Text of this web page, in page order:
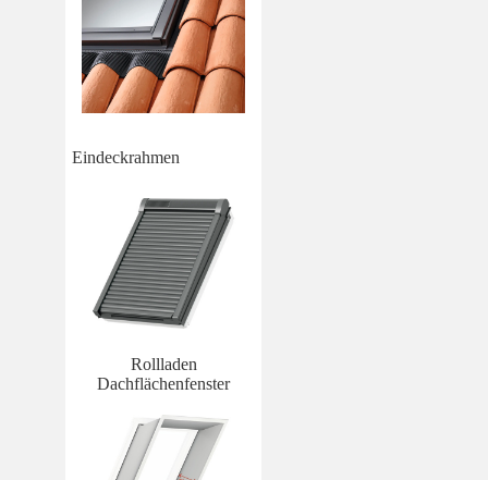
Eindeckrahmen
Rollladen
Dachflächenfenster